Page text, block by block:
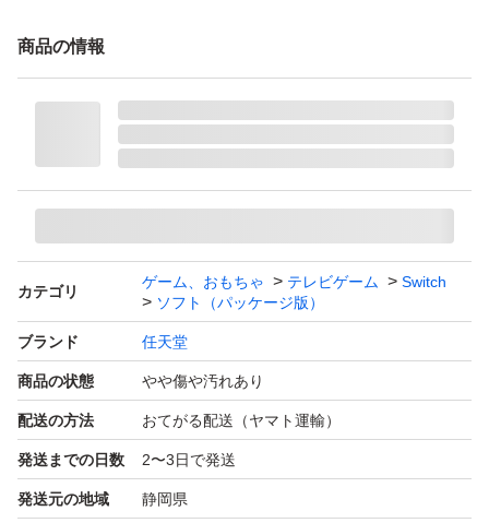
商品の情報
カテゴリ
ゲーム、おもちゃ テレビゲーム
Switch
ソフト（パッケージ版）
ブランド 任天堂
商品の状態 やや傷や汚れあり
配送の方法 おてがる配送（ヤマト運輸）
発送までの日数 2〜3日で発送
発送元の地域 静岡県